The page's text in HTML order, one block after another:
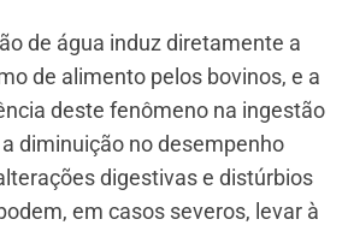
de água induz diretamente a
de alimento pelos bovinos, e a
deste fenômeno na ingestão
diminuição no desempenho
digestivas e distúrbios
em casos severos, levar à